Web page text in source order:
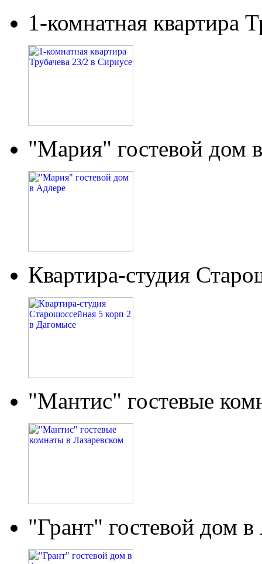
1-комнатная квартира
"Мария" гостевой дом
Квартира-студия
"Мантис" гостевые
"Грант" гостевой дом